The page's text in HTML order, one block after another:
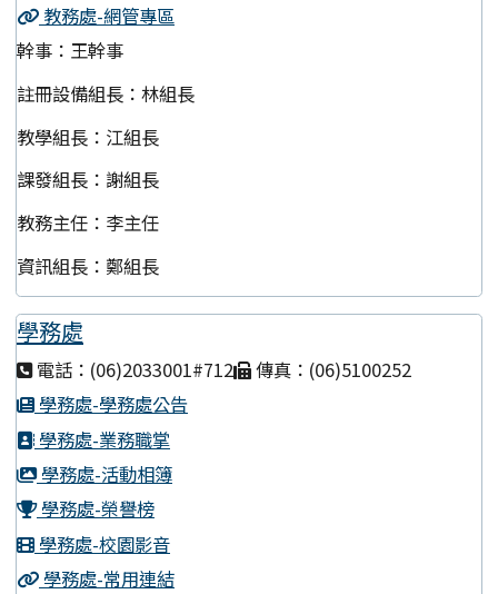
教務處-網管專區
幹事：王幹事
註冊設備組長：林組長
教學組長：江組長
課發組長：謝組長
教務主任：李主任
資訊組長：鄭組長
學務處
電話：(06)2033001#712
傳真：(06)5100252
學務處-學務處公告
學務處-業務職掌
學務處-活動相簿
學務處-榮譽榜
學務處-校園影音
學務處-常用連結